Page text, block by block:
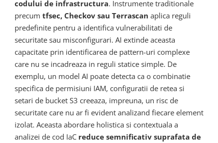
codului de infrastructura. Instrumente traditionale
precum tfsec, Checkov sau Terrascan aplica reguli
predefinite pentru a identifica vulnerabilitati de
securitate sau misconfigurari. AI extinde aceasta
capacitate prin identificarea de pattern-uri complexe
care nu se incadreaza in reguli statice simple. De
exemplu, un model AI poate detecta ca o combinatie
specifica de permisiuni IAM, configuratii de retea si
setari de bucket S3 creeaza, impreuna, un risc de
securitate care nu ar fi evident analizand fiecare element
izolat. Aceasta abordare holistica si contextuala a
analizei de cod IaC reduce semnificativ suprafata de